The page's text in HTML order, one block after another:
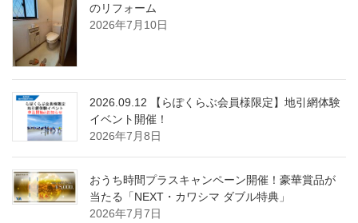
のリフォーム
2026年7月10日
2026.09.12 【らぽくらぶ会員様限定】地引網体験
イベント開催！
2026年7月8日
おうち時間プラスキャンペーン開催！豪華賞品が
当たる「NEXT・カワシマ ダブル特典」
2026年7月7日